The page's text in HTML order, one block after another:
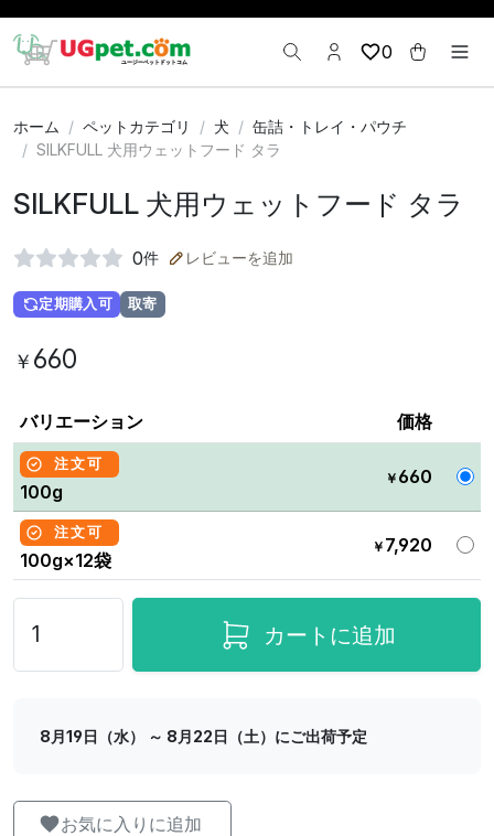
0
ホーム ペットカテゴリ 犬
缶詰・トレイ・パウチ
SILKFULL 犬用ウェットフード タラ
SILKFULL 犬用ウェットフード タラ
0件 レビューを追加
定期購入可 取寄
￥ 660
バリエーション 価格
注文可
100g
￥ 660
注文可
100g×12袋
￥ 7,920
カートに追加
8月19日（水） ～ 8月22日（土）にご出荷予定
お気に入りに追加